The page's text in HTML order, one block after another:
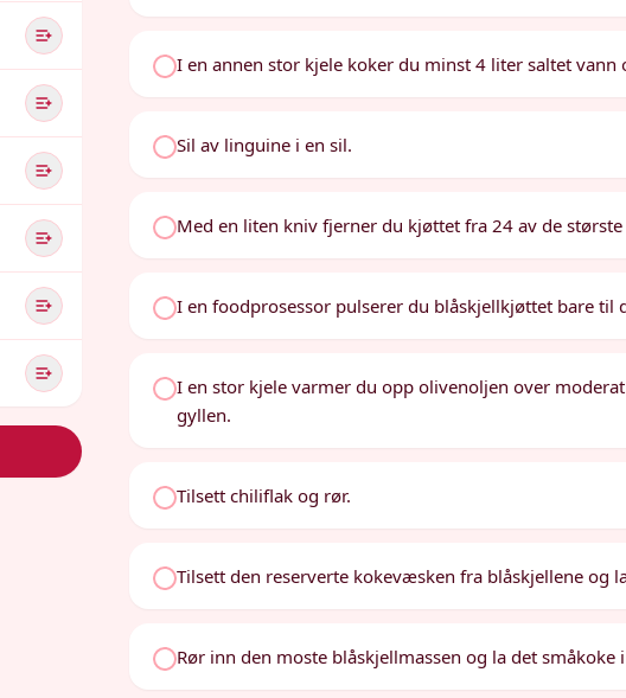
I en annen stor kjele koker du minst 4 liter saltet
Sil av linguine i en sil.
Med en liten kniv fjerner du kjøttet fra 24 av de
I en foodprosessor pulserer du blåskjellkjøttet bare til
I en stor kjele varmer du opp olivenoljen over
gyllen.
Tilsett chiliflak og rør.
Tilsett den reserverte kokevæsken fra blåskjellene og
Rør inn den moste blåskjellmassen og la det småkoke